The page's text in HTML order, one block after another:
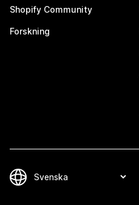
Shopify Community
Forskning